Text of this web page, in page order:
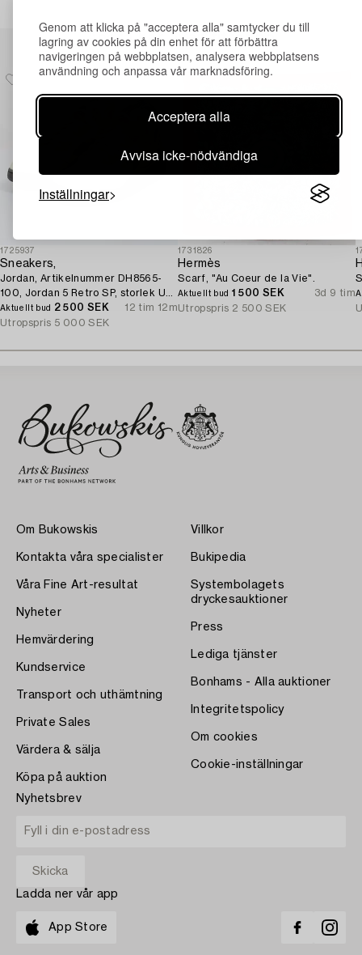
Genom att klicka på "acceptera alla" samtycker du till
lagring av cookies på din enhet för att förbättra
navigeringen på webbplatsen, analysera webbplatsens
användning och anpassa vår marknadsföring.
Acceptera alla
Avvisa icke-nödvändiga
Inställningar
Andra har även tittat på
1725937
Sneakers,
Jordan, Artikelnummer DH8565-
100, Jordan 5 Retro SP, storlek US
9.
Aktuellt bud 2 500 SEK
12 tim 12m
Utropspris 5 000 SEK
1731826
Hermès
Scarf, "Au Coeur de la Vie".
Aktuellt bud 1 500 SEK
3d 9 tim
Utropspris 2 500 SEK
Om Bukowskis
Kontakta våra specialister
Våra Fine Art-resultat
Nyheter
Hemvärdering
Kundservice
Transport och uthämtning
Private Sales
Värdera & sälja
Köpa på auktion
Villkor
Bukipedia
Systembolagets
dryckesauktioner
Press
Lediga tjänster
Bonhams - Alla auktioner
Integritetspolicy
Om cookies
Cookie-inställningar
Nyhetsbrev
Ladda ner vår app
App Store